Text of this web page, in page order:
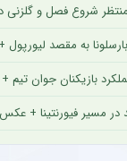
منتظر شروع فصل و
به مقصد
بازیکنان جوان
در مسیر فیورنتینا + عکس